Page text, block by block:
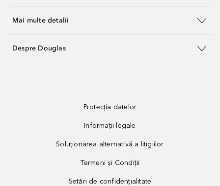
Mai multe detalii
Despre Douglas
Protecția datelor
Informații legale
Soluționarea alternativă a litigiilor
Termeni și Condiții
Setări de confidențialitate